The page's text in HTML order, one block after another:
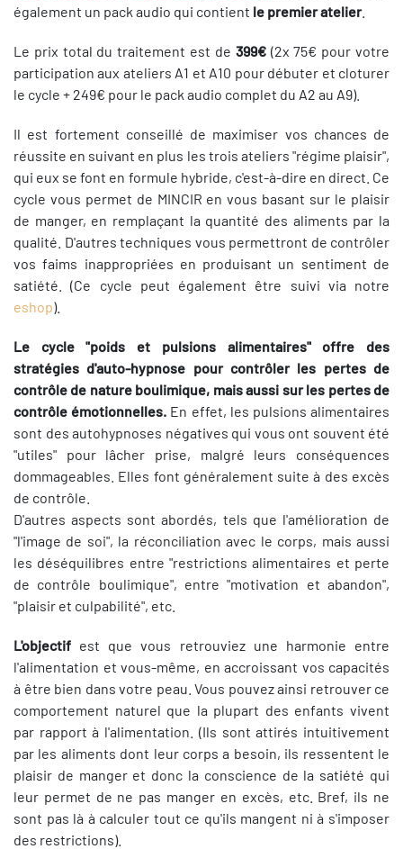
également un pack audio qui contient le premier atelier.
Le prix total du traitement est de 399€(2x 75€ pour votre
participation aux ateliers A1 et A10 pour débuter et cloturer
le cycle + 249€ pour le pack audio complet du A2 au A9).
Il est fortement conseillé de maximiser vos chances de
réussite en suivant en plus les trois ateliers "régime plaisir",
qui eux se font en formule hybride, c'est-à-dire en direct. Ce
cycle vous permet de MINCIR en vous basant sur le plaisir
de manger, en remplaçant la quantité des aliments par la
qualité. D'autres techniques vous permettront de contrôler
vos faims inappropriées en produisant un sentiment de
satiété. (Ce cycle peut également être suivi via notre
eshop).
Le cycle "poids et pulsions alimentaires" offre des
stratégies d'auto-hypnose pour contrôler les pertes de
contrôle de nature boulimique, mais aussi sur les pertes de
contrôle émotionnelles. En effet, les pulsions alimentaires
sont des autohypnoses négatives qui vous ont souvent été
"utiles" pour lâcher prise, malgré leurs conséquences
dommageables. Elles font généralement suite à des excès
de contrôle.
D'autres aspects sont abordés, tels que l'amélioration de
"l'image de soi", la réconciliation avec le corps, mais aussi
les déséquilibres entre "restrictions alimentaires et perte
de contrôle boulimique", entre "motivation et abandon",
"plaisir et culpabilité", etc.
L'objectif est que vous retrouviez une harmonie entre
l'alimentation et vous-même, en accroissant vos capacités
à être bien dans votre peau. Vous pouvez ainsi retrouver ce
comportement naturel que la plupart des enfants vivent
par rapport à l'alimentation. (Ils sont attirés intuitivement
par les aliments dont leur corps a besoin, ils ressentent le
plaisir de manger et donc la conscience de la satiété qui
leur permet de ne pas manger en excès, etc. Bref, ils ne
sont pas là à calculer tout ce qu'ils mangent ni à s'imposer
des restrictions).